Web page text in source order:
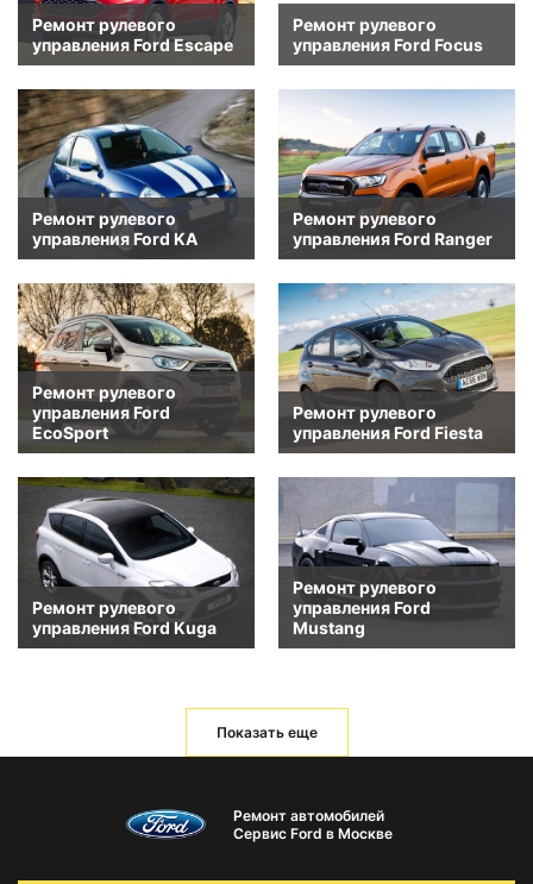
Ремонт рулевого
управления Ford Escape
Ремонт рулевого
управления Ford Focus
Ремонт рулевого
управления Ford KA
Ремонт рулевого
управления Ford Ranger
Ремонт рулевого
управления Ford
EcoSport
Ремонт рулевого
управления Ford Fiesta
Ремонт рулевого
управления Ford Kuga
Ремонт рулевого
управления Ford
Mustang
Показать еще
Ремонт автомобилей
Сервис Ford в Москве